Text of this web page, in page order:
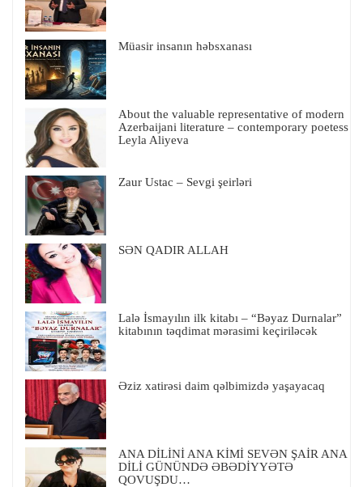
Müasir insanın həbsxanası
About the valuable representative of modern
Azerbaijani literature – contemporary poetess
Leyla Aliyeva
Zaur Ustac – Sevgi şeirləri
SƏN QADIR ALLAH
Lalə İsmayılın ilk kitabı – “Bəyaz Durnalar”
kitabının təqdimat mərasimi keçiriləcək
Əziz xatirəsi daim qəlbimizdə yaşayacaq
ANA DİLİNİ ANA KİMİ SEVƏN ŞAİR ANA
DİLİ GÜNÜNDƏ ƏBƏDİYYƏTƏ
QOVUŞDU…